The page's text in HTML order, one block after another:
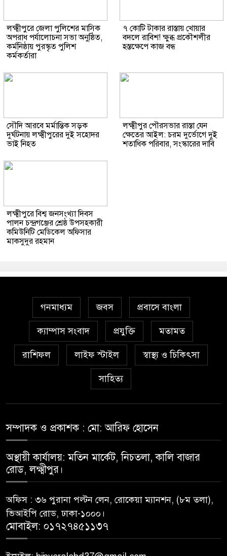
লক্ষ্মীপুরে জেলা পুলিশের মাসিক
অপরাধ পর্যালোচনা সভা অনুষ্ঠিত,
কর্মনিষ্ঠায় পুরস্কৃত পুলিশ
কর্মকর্তারা
৭ কোটি টাকার রাস্তায় খোয়ার
বদলে রাবিশ! ক্ষুব্ধ প্রকৌশলীর
হস্তক্ষেপে কাজ বন্ধ
সৌদি আরবে মর্মান্তিক সড়ক
দুর্ঘটনায় লক্ষ্মীপুরের দুই সহোদর
ভাই নিহত
লক্ষ্মীপুর পৌরসভার রাস্তা যেন
ক্ষেতের আইল: চরম দুর্ভোগে দুই
শতাধিক পরিবার, সংস্কারের দাবি
লক্ষ্মীপুরে বিশ্ব জনসংখ্যা দিবস
পালন চন্দ্রগঞ্জের শ্রেষ্ঠ উপসহকারী
কমিউনিটি মেডিকেল অফিসার
মাকসুদুর রহমান
গনমাধ্যম জবস প্রবাসে বাংলা
ক্যাম্পাস সংবাদ প্রযুক্তি মতামত
রাশিফল লাইফ স্টাইল স্বাস্থ্য ও চিকিৎসা
সাহিত্য
সম্পাদক ও প্রকাশক : মো: আরিফ হোসেন
অস্থায়ী কার্যালয়: মতিন মার্কেট, নিচতলা, কালি বাজার
রোড, লক্ষ্মীপুর।
অফিস : ৩৬ পুরানা পল্টন লেন, রোকেয়া ম্যানশন, (৮ম তলা),
ভিআইপি রোড, ঢাকা-১০০০।
মোবাইল: ০১৭২৭৪৫১১৩৭